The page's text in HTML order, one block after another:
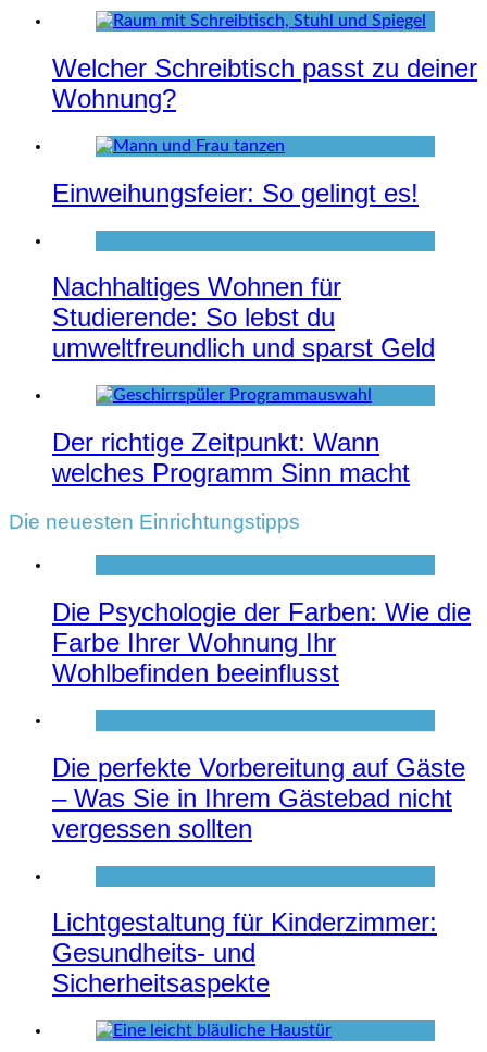
Welcher Schreibtisch passt zu deiner
Wohnung?
Einweihungsfeier: So gelingt es!
Nachhaltiges Wohnen für
Studierende: So lebst du
umweltfreundlich und sparst Geld
Der richtige Zeitpunkt: Wann
welches Programm Sinn macht
Die neuesten Einrichtungstipps
Die Psychologie der Farben: Wie die
Farbe Ihrer Wohnung Ihr
Wohlbefinden beeinflusst
Die perfekte Vorbereitung auf Gäste
– Was Sie in Ihrem Gästebad nicht
vergessen sollten
Lichtgestaltung für Kinderzimmer:
Gesundheits- und
Sicherheitsaspekte